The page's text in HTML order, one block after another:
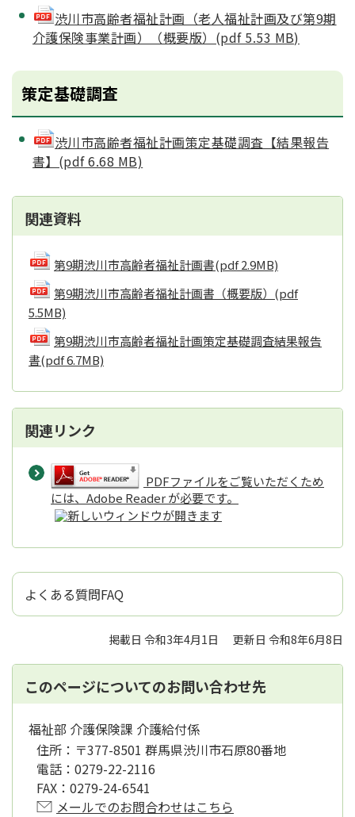
渋川市高齢者福祉計画（老人福祉計画及び第9期
介護保険事業計画）（概要版）(pdf 5.53 MB)
策定基礎調査
渋川市高齢者福祉計画策定基礎調査【結果報告
書】(pdf 6.68 MB)
関連資料
第9期渋川市高齢者福祉計画書(pdf 2.9MB)
第9期渋川市高齢者福祉計画書（概要版） (pdf
5.5MB)
第9期渋川市高齢者福祉計画策定基礎調査結果報告
書(pdf 6.7MB)
関連リンク
PDFファイルをご覧いただくため
には、Adobe Reader が必要です。
よくある質問FAQ
掲載日 令和3年4月1日 更新日 令和8年6月8日
このページについてのお問い合わせ先
福祉部 介護保険課 介護給付係
住所： 〒377-8501 群馬県渋川市石原80番地
電話： 0279-22-2116
FAX： 0279-24-6541
メールでのお問合わせはこちら